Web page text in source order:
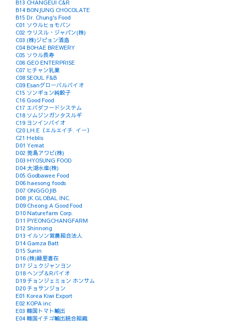
B13 CHANGEUI C&R
B14 BONJUNG CHOCOLATE
B15 Dr. Chung's Food
C01 ソウルヒョモバン
C02 ウリスル・ジャパン(株)
C03 (株)ジピョン酒造
C04 BOHAE BREWERY
C05 ソウル長寿
C06 GEO ENTERPRISE
C07 ヒチャン乳業
C08 SEOUL F&B
C09 Esanグローバルバイオ
C15 ソンギョン純餃子
C16 Good Food
C17 エバダフードシステム
C18 ソムジンガンタスルギ
C19 ヨンインバイオ
C20 LH.E（エルエイチ. イー）
C21 Heblis
D01 Yemat
D02 莞島アワビ(株)
D03 HYOSUNG FOOD
D04 大湖水産(株)
D05 Godbawee Food
D06 haesong foods
D07 ONGGOJIB
D08 JK GLOBAL INC.
D09 Cheong A Good Food
D10 Naturefarm Corp.
D11 PYEONGCHANGFARM
D12 Shinnong
D13 イルソン営農組合法人
D14 Gamza Batt
D15 Sunin
D16 (株)縁里喜在
D17 ジュクジャンヨン
D18 ヘンプ＆Rバイオ
D19 チョンジェミョン ホンサム
D20 チョサンジョン
E01 Korea Kiwi Export
E02 KOPA inc
E03 韓国トマト輸出
E04 韓国イチゴ輸出統合組織